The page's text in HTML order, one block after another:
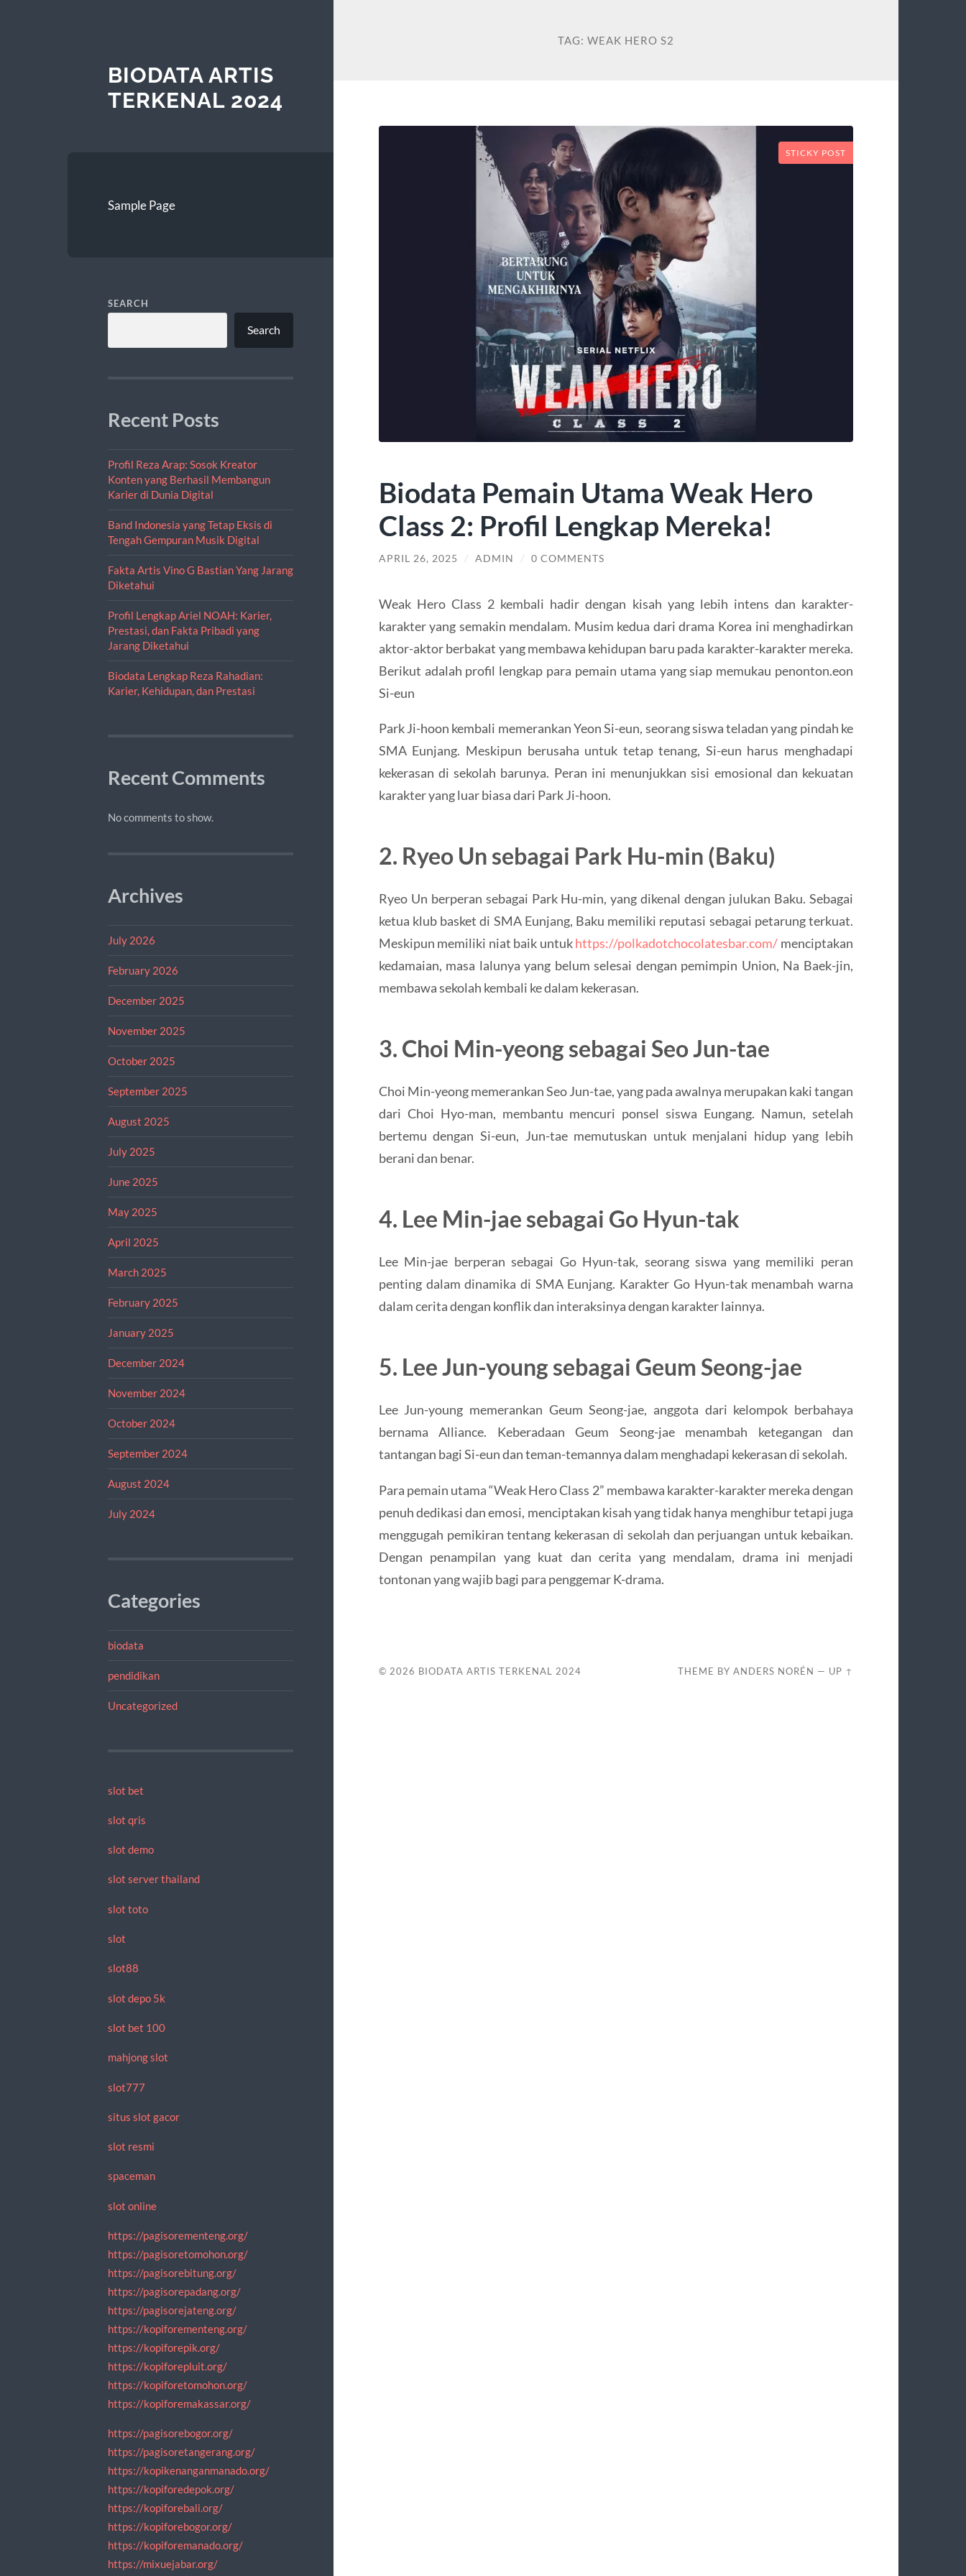
BIODATA ARTIS
TERKENAL 2024
Sample Page
SEARCH
Search
Recent Posts
Profil Reza Arap: Sosok Kreator
Konten yang Berhasil Membangun
Karier di Dunia Digital
Band Indonesia yang Tetap Eksis di
Tengah Gempuran Musik Digital
Fakta Artis Vino G Bastian Yang Jarang
Diketahui
Profil Lengkap Ariel NOAH: Karier,
Prestasi, dan Fakta Pribadi yang
Jarang Diketahui
Biodata Lengkap Reza Rahadian:
Karier, Kehidupan, dan Prestasi
Recent Comments
No comments to show.
Archives
July 2026
February 2026
December 2025
November 2025
October 2025
September 2025
August 2025
July 2025
June 2025
May 2025
April 2025
March 2025
February 2025
January 2025
December 2024
November 2024
October 2024
September 2024
August 2024
July 2024
Categories
biodata
pendidikan
Uncategorized
slot bet
slot qris
slot demo
slot server thailand
slot toto
slot
slot88
slot depo 5k
slot bet 100
mahjong slot
slot777
situs slot gacor
slot resmi
spaceman
slot online
https://pagisorementeng.org/
https://pagisoretomohon.org/
https://pagisorebitung.org/
https://pagisorepadang.org/
https://pagisorejateng.org/
https://kopiforementeng.org/
https://kopiforepik.org/
https://kopiforepluit.org/
https://kopiforetomohon.org/
https://kopiforemakassar.org/
https://pagisorebogor.org/
https://pagisoretangerang.org/
https://kopikenanganmanado.org/
https://kopiforedepok.org/
https://kopiforebali.org/
https://kopiforebogor.org/
https://kopiforemanado.org/
https://mixuejabar.org/
TAG: WEAK HERO S2
STICKY POST
Biodata Pemain Utama Weak Hero
Class 2: Profil Lengkap Mereka!
APRIL 26, 2025 / ADMIN / 0 COMMENTS
Weak Hero Class 2 kembali hadir dengan kisah yang lebih intens dan karakter-
karakter yang semakin mendalam. Musim kedua dari drama Korea ini menghadirkan
aktor-aktor berbakat yang membawa kehidupan baru pada karakter-karakter mereka.
Berikut adalah profil lengkap para pemain utama yang siap memukau penonton.​eon
Si-eun
Park Ji-hoon kembali memerankan Yeon Si-eun, seorang siswa teladan yang pindah ke
SMA Eunjang. Meskipun berusaha untuk tetap tenang, Si-eun harus menghadapi
kekerasan di sekolah barunya. Peran ini menunjukkan sisi emosional dan kekuatan
karakter yang luar biasa dari Park Ji-hoon.
2. Ryeo Un sebagai Park Hu-min (Baku)
Ryeo Un berperan sebagai Park Hu-min, yang dikenal dengan julukan Baku. Sebagai
ketua klub basket di SMA Eunjang, Baku memiliki reputasi sebagai petarung terkuat.
Meskipun memiliki niat baik untukhttps://polkadotchocolatesbar.com/ menciptakan
kedamaian, masa lalunya yang belum selesai dengan pemimpin Union, Na Baek-jin,
membawa sekolah kembali ke dalam kekerasan.
3. Choi Min-yeong sebagai Seo Jun-tae
Choi Min-yeong memerankan Seo Jun-tae, yang pada awalnya merupakan kaki tangan
dari Choi Hyo-man, membantu mencuri ponsel siswa Eungang. Namun, setelah
bertemu dengan Si-eun, Jun-tae memutuskan untuk menjalani hidup yang lebih
berani dan benar.
4. Lee Min-jae sebagai Go Hyun-tak
Lee Min-jae berperan sebagai Go Hyun-tak, seorang siswa yang memiliki peran
penting dalam dinamika di SMA Eunjang. Karakter Go Hyun-tak menambah warna
dalam cerita dengan konflik dan interaksinya dengan karakter lainnya.
5. Lee Jun-young sebagai Geum Seong-jae
Lee Jun-young memerankan Geum Seong-jae, anggota dari kelompok berbahaya
bernama Alliance.
Keberadaan Geum Seong-jae menambah ketegangan dan
tantangan bagi Si-eun dan teman-temannya dalam menghadapi kekerasan di sekolah.
Para pemain utama “Weak Hero Class 2” membawa karakter-karakter mereka dengan
penuh dedikasi dan emosi, menciptakan kisah yang tidak hanya menghibur tetapi juga
menggugah pemikiran tentang kekerasan di sekolah dan perjuangan untuk kebaikan.
Dengan penampilan yang kuat dan cerita yang mendalam, drama ini menjadi
tontonan yang wajib bagi para penggemar K-drama.
© 2026 BIODATA ARTIS TERKENAL 2024 THEME BYANDERS NORÉN — UP ↑